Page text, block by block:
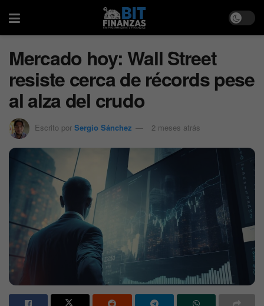
Mercado hoy: Wall Street
resiste cerca de récords pese
al alza del crudo
Escrito por Sergio Sánchez 2 meses atrás